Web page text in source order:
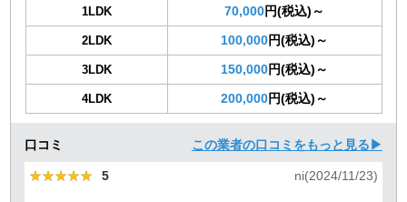
1LDK 70,000円(税込)～
2LDK 100,000円(税込)～
3LDK 150,000円(税込)～
4LDK 200,000円(税込)～
口コミ この業者の口コミをもっと見る▶
★★★★★
★★★★★ 5 ni(2024/11/23)